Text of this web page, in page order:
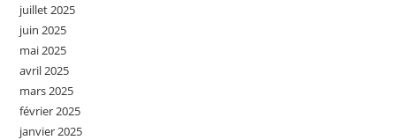
juillet 2025
juin 2025
mai 2025
avril 2025
mars 2025
février 2025
janvier 2025